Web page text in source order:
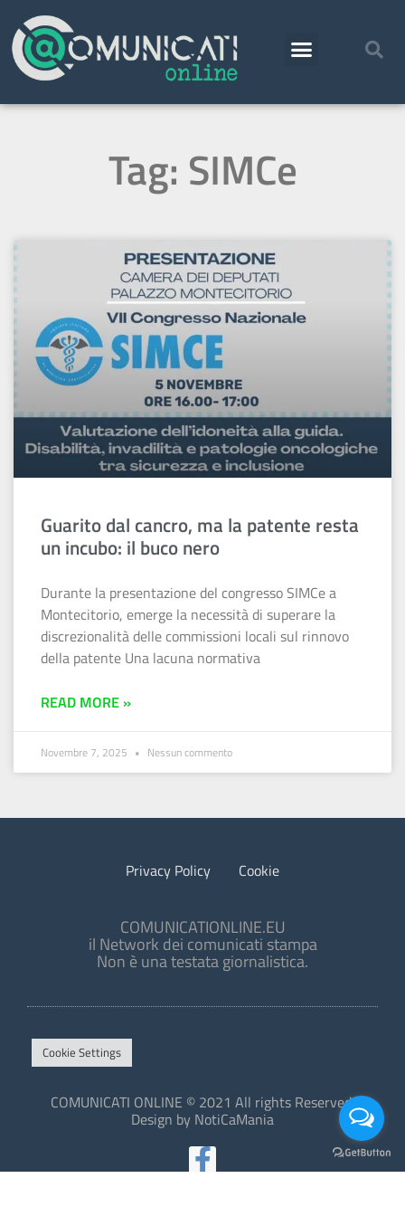
Tag: SIMCe
Guarito dal cancro, ma la patente resta
un incubo: il buco nero
Durante la presentazione del congresso SIMCe a
Montecitorio, emerge la necessità di superare la
discrezionalità delle commissioni locali sul rinnovo
della patente Una lacuna normativa
READ MORE »
Novembre 7, 2025 Nessun commento
Privacy Policy Cookie
COMUNICATIONLINE.EU
il Network dei comunicati stampa
Non è una testata giornalistica.
Cookie Settings
COMUNICATI ONLINE © 2021 All rights Reserved.
Design by NotiCaMania